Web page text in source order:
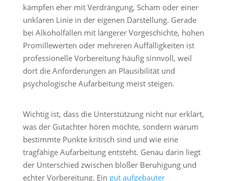
kämpfen eher mit Verdrängung, Scham oder einer
unklaren Linie in der eigenen Darstellung. Gerade
bei Alkoholfällen mit längerer Vorgeschichte, hohen
Promillewerten oder mehreren Auffälligkeiten ist
professionelle Vorbereitung häufig sinnvoll, weil
dort die Anforderungen an Plausibilität und
psychologische Aufarbeitung meist steigen.
Wichtig ist, dass die Unterstützung nicht nur erklärt,
was der Gutachter hören möchte, sondern warum
bestimmte Punkte kritisch sind und wie eine
tragfähige Aufarbeitung entsteht. Genau darin liegt
der Unterschied zwischen bloßer Beruhigung und
echter Vorbereitung. Ein gut aufgebauter